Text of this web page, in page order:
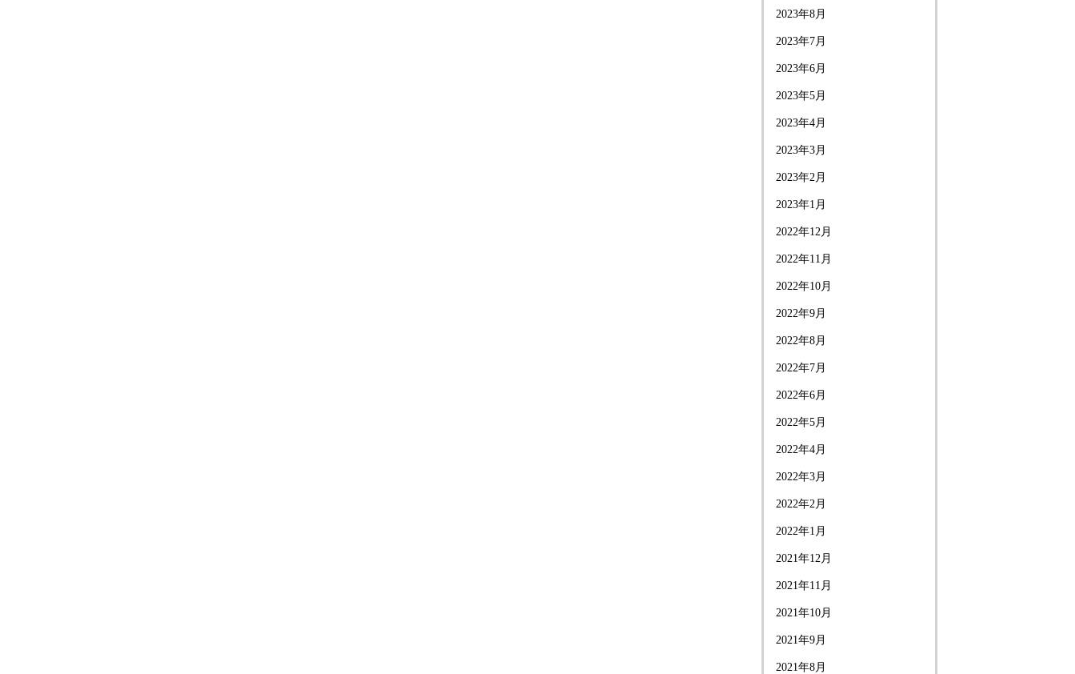
2023年8月
2023年7月
2023年6月
2023年5月
2023年4月
2023年3月
2023年2月
2023年1月
2022年12月
2022年11月
2022年10月
2022年9月
2022年8月
2022年7月
2022年6月
2022年5月
2022年4月
2022年3月
2022年2月
2022年1月
2021年12月
2021年11月
2021年10月
2021年9月
2021年8月